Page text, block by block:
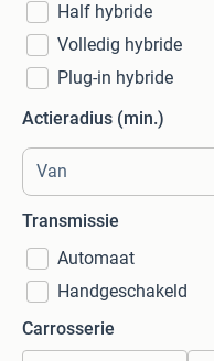
Half hybride
Volledig hybride
Plug-in hybride
Actieradius (min.)
Transmissie
Automaat
Handgeschakeld
Carrosserie